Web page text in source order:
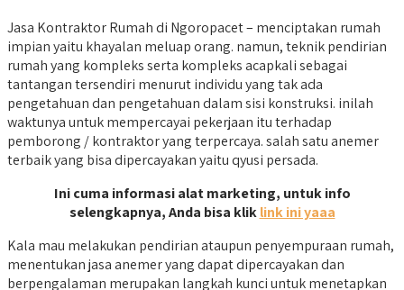
Jasa Kontraktor Rumah di Ngoropacet – menciptakan rumah
impian yaitu khayalan meluap orang. namun, teknik pendirian
rumah yang kompleks serta kompleks acapkali sebagai
tantangan tersendiri menurut individu yang tak ada
pengetahuan dan pengetahuan dalam sisi konstruksi. inilah
waktunya untuk mempercayai pekerjaan itu terhadap
pemborong / kontraktor yang terpercaya. salah satu anemer
terbaik yang bisa dipercayakan yaitu qyusi persada.
Ini cuma informasi alat marketing, untuk info
selengkapnya, Anda bisa kliklink ini yaaa
Kala mau melakukan pendirian ataupun penyempuraan rumah,
menentukan jasa anemer yang dapat dipercayakan dan
berpengalaman merupakan langkah kunci untuk menetapkan